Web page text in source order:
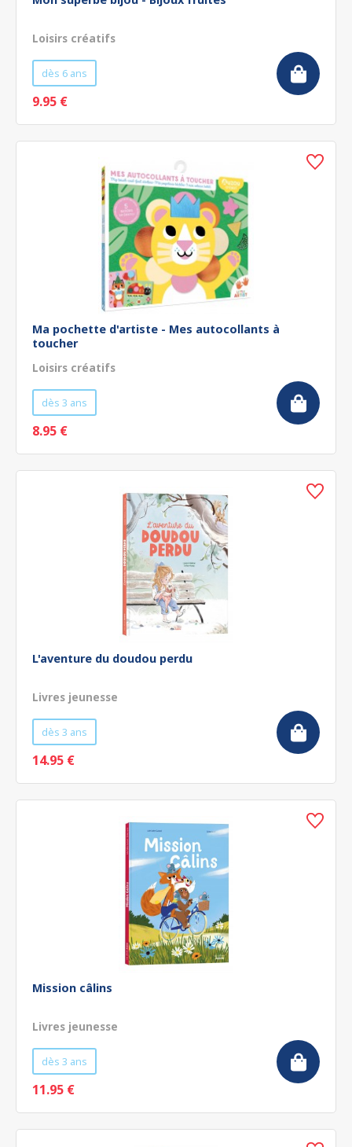
Loisirs créatifs
dès 6 ans
9.95 €
Ma pochette d'artiste - Mes autocollants à
toucher
Loisirs créatifs
dès 3 ans
8.95 €
L'aventure du doudou perdu
Livres jeunesse
dès 3 ans
14.95 €
Mission câlins
Livres jeunesse
dès 3 ans
11.95 €